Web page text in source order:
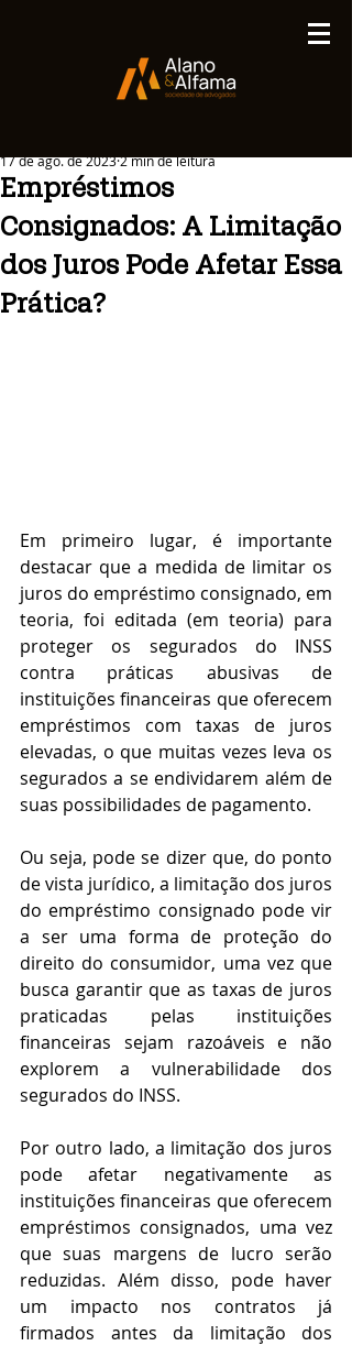
Publicações
Empréstimos
Consignados: A Limitação
dos Juros Pode Afetar Essa
Prática?
17 de ago. de 20232 min de leitura
Em primeiro lugar, é importante
destacar que a medida de limitar os
juros do empréstimo consignado, em
teoria, foi editada (em teoria) para
proteger os segurados do INSS
contra práticas abusivas de
instituições financeiras que oferecem
empréstimos com taxas de juros
elevadas, o que muitas vezes leva os
segurados a se endividarem além de
suas possibilidades de pagamento.
Ou seja, pode se dizer que, do ponto
de vista jurídico, a limitação dos juros
do empréstimo consignado pode vir
a ser uma forma de proteção do
direito do consumidor, uma vez que
busca garantir que as taxas de juros
praticadas pelas instituições
financeiras sejam razoáveis e não
explorem a vulnerabilidade dos
segurados do INSS.
Por outro lado, a limitação dos juros
pode afetar negativamente as
instituições financeiras que oferecem
empréstimos consignados, uma vez
que suas margens de lucro serão
reduzidas. Além disso, pode haver
um impacto nos contratos já
firmados antes da limitação dos